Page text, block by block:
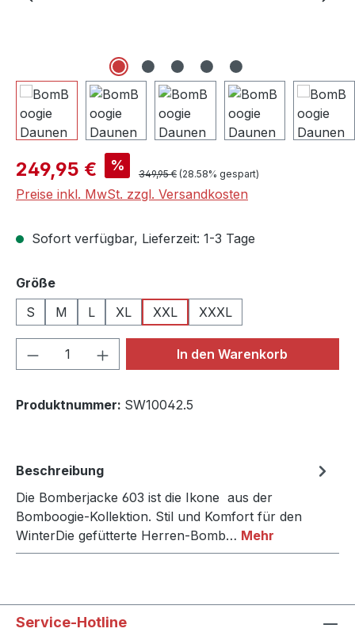
Verkaufspreis:
249,95 € % Regulärer Preis:
349,95 € (28.58% gespart)
Preise inkl. MwSt. zzgl. Versandkosten
Sofort verfügbar, Lieferzeit: 1-3 Tage
Größeauswählen
S
M L XL XXL XXXL
Produkt Anzahl: Gib denIn den Warenkorb
Produktnummer: SW10042.5
Beschreibung
Die Bomberjacke 603 ist die Ikone aus der
Bomboogie-Kollektion. Stil und Komfort für den
WinterDie gefütterte Herren-Bomb… Mehr
Service-Hotline